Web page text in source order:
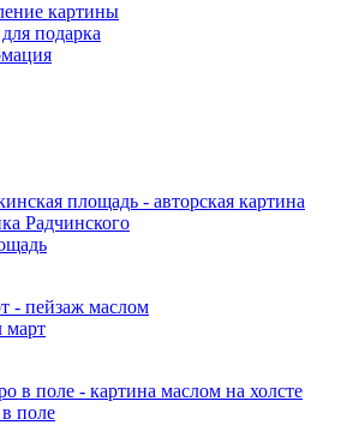
картины
подарка
март
поле